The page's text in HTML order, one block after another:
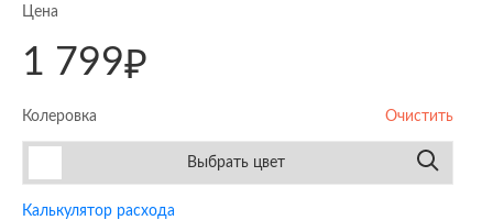
Цена
1 799₽
Колеровка Очистить
Выбрать цвет
Калькулятор расхода